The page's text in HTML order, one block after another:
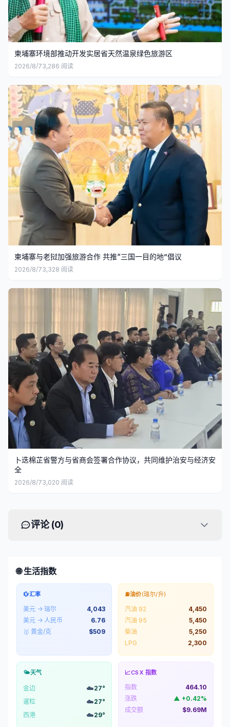
柬埔寨环境部推动开发实居省天然温泉绿色旅游区
2026/8/73,286 阅读
柬埔寨与老挝加强旅游合作 共推“三国一目的地”倡议
2026/8/73,328 阅读
卜迭棉芷省警方与省商会签署合作协议，共同维护治安与经济安
全
2026/8/73,020 阅读
评论 (0)
🌐 生活指数
💱汇率
美元 → 瑞尔
4,043
美元 → 人民币
6.76
🥇 黄金/克
$509
⛽油价(瑞尔/升)
汽油 92
4,450
汽油 95
5,450
柴油
5,250
LPG
2,300
🌤️天气
金边 ☁️27°
暹粒
☁️27°
西港
☁️29°
📈CSX 指数
指数
464.10
涨跌
▲ +0.42%
成交额
$9.69M